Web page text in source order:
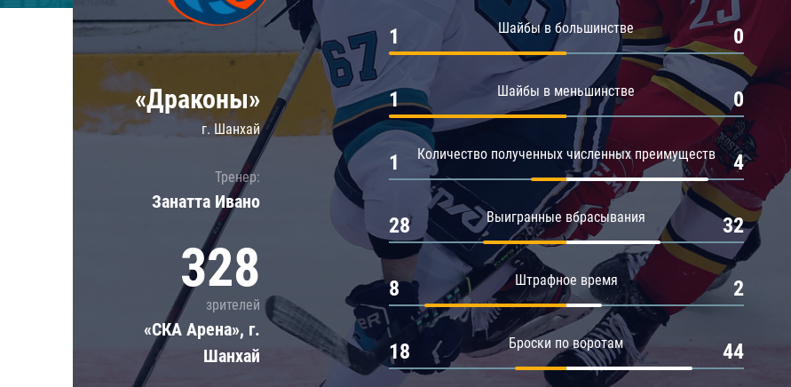
Локомотив
Шанхайские Драконы
Амур
Барыс
Салават Юлаев
«Драконы»
г. Шанхай
Тренер:
Занатта Иванo
328
зрителей
«СКА Арена», г.
Шанхай
Шайбы в большинстве
1 0
Шайбы в меньшинстве
1 0
Количество полученных численных преимуществ
1 4
Выигранные вбрасывания
28 32
Штрафное время
8 2
Броски по воротам
18 44